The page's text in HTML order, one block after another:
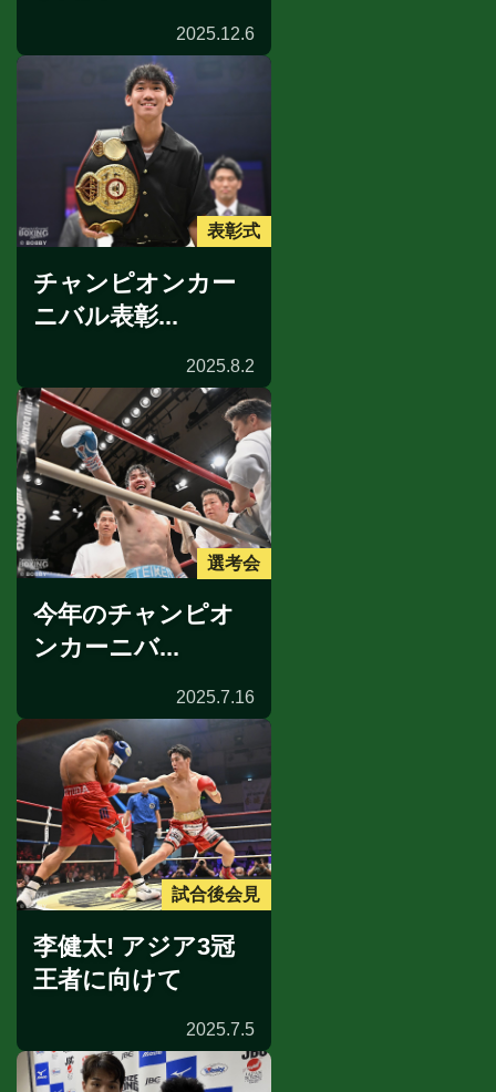
2025.12.6
表彰式
チャンピオンカー
ニバル表彰...
2025.8.2
選考会
今年のチャンピオ
ンカーニバ...
2025.7.16
試合後会見
李健太! アジア3冠
王者に向けて
2025.7.5